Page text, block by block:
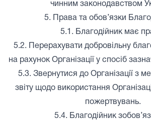
чинним законодавством
5. Права та обов’язки
5.1. Благодійник має
5.2. Перерахувати добровільну
на рахунок Організації у спосіб
5.3. Звернутися до Організації з
звіту щодо використання
пожертвувань.
5.4. Благодійник